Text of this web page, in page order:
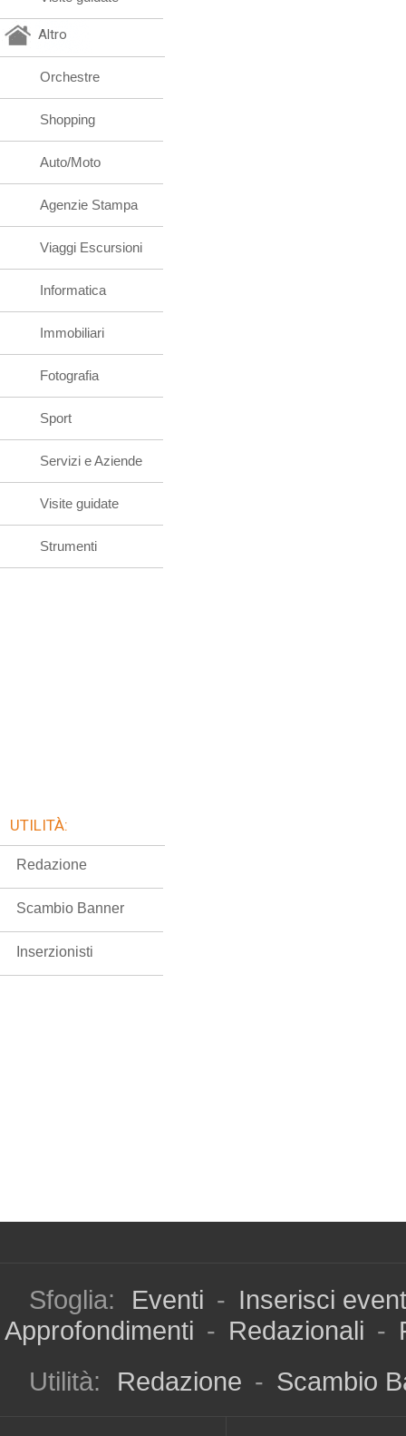
Altro
Orchestre
Shopping
Auto/Moto
Agenzie Stampa
Viaggi Escursioni
Informatica
Immobiliari
Fotografia
Sport
Servizi e Aziende
Visite guidate
Strumenti
UTILITÀ:
Redazione
Scambio Banner
Inserzionisti
Sfoglia: Eventi - Inserisci
Approfondimenti - Redazionali -
Utilità:
Redazione - Scambio